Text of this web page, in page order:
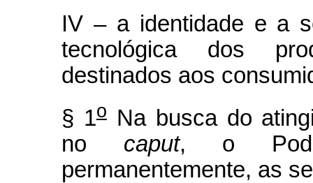
IV – a identidade e a
tecnológica dos
destinados aos
§ 1oNa busca do
no caput, o
permanentemente, as